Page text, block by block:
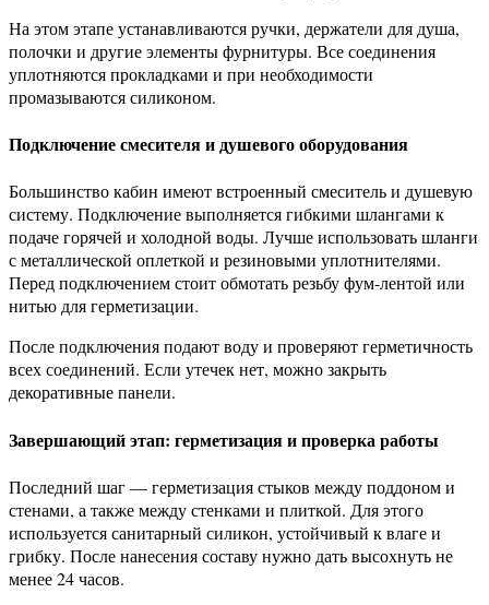
На этом этапе устанавливаются ручки, держатели для душа,
полочки и другие элементы фурнитуры. Все соединения
уплотняются прокладками и при необходимости
промазываются силиконом.
Подключение смесителя и душевого оборудования
Большинство кабин имеют встроенный смеситель и душевую
систему. Подключение выполняется гибкими шлангами к
подаче горячей и холодной воды. Лучше использовать шланги
с металлической оплеткой и резиновыми уплотнителями.
Перед подключением стоит обмотать резьбу фум-лентой или
нитью для герметизации.
После подключения подают воду и проверяют герметичность
всех соединений. Если утечек нет, можно закрыть
декоративные панели.
Завершающий этап: герметизация и проверка работы
Последний шаг — герметизация стыков между поддоном и
стенами, а также между стенками и плиткой. Для этого
используется санитарный силикон, устойчивый к влаге и
грибку. После нанесения составу нужно дать высохнуть не
менее 24 часов.